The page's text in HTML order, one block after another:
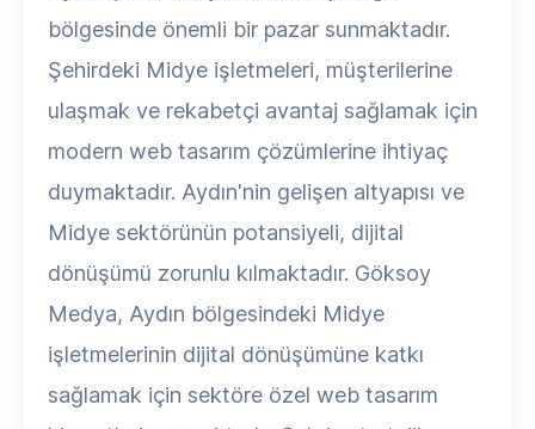
bölgesinde önemli bir pazar sunmaktadır.
Şehirdeki Midye işletmeleri, müşterilerine
ulaşmak ve rekabetçi avantaj sağlamak için
modern web tasarım çözümlerine ihtiyaç
duymaktadır. Aydın'nin gelişen altyapısı ve
Midye sektörünün potansiyeli, dijital
dönüşümü zorunlu kılmaktadır. Göksoy
Medya, Aydın bölgesindeki Midye
işletmelerinin dijital dönüşümüne katkı
sağlamak için sektöre özel web tasarım